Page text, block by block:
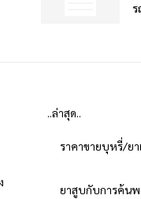
ร
..ล่าสุด..
ราคาขายบุหรี่/ยา
ยาสูบกับการค้น